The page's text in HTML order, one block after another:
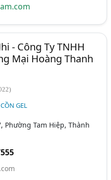
- Công Ty TNHH
Mại Hoàng Thanh
GEL
Phường Tam Hiệp, Thành